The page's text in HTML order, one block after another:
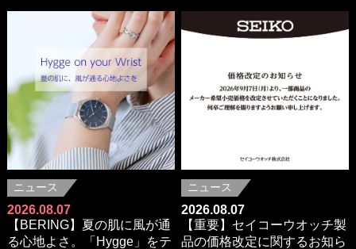
ニュース
2026.08.07
【BERING】夏の肌に風が通
る心地よさ。「Hygge」をテ
ニュース
2026.08.07
【重要】セイコーウオッチ製
品の価格改定に関するお知ら